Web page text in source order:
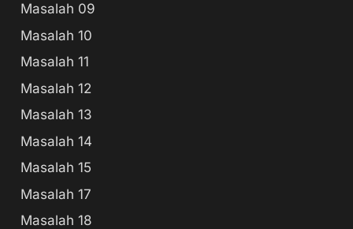
Masalah 09
Masalah 10
Masalah 11
Masalah 12
Masalah 13
Masalah 14
Masalah 15
Masalah 17
Masalah 18